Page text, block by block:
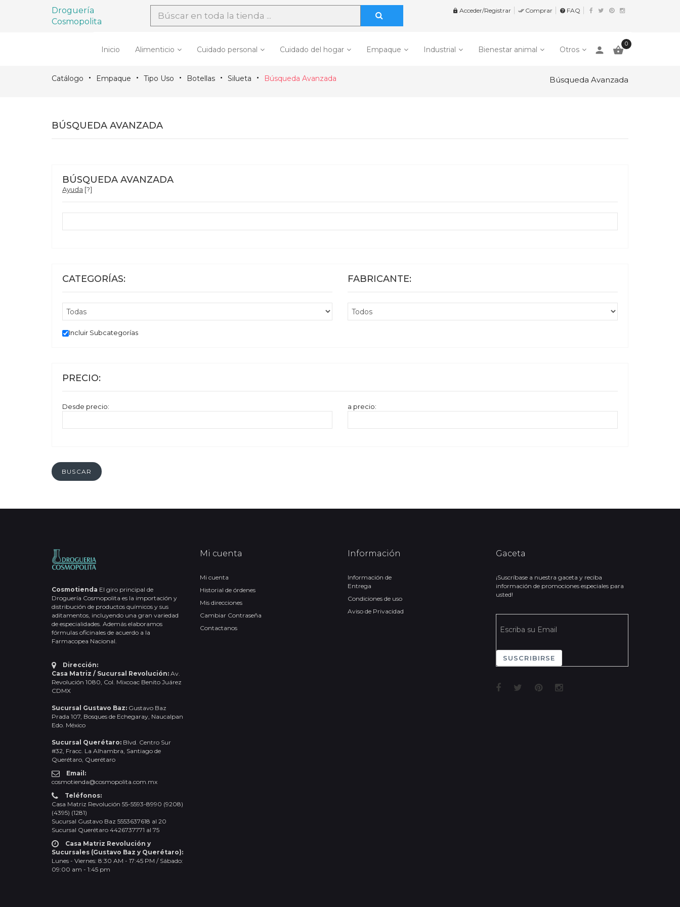
Droguería
Cosmopolita
 Acceder/Registrar  Comprar help FAQ
Inicio Alimenticio Cuidado personal Cuidado del hogar Empaque Industrial Bienestar animal Otros person 
0
Catálogo Empaque Tipo Uso Botellas Silueta Búsqueda Avanzada Búsqueda Avanzada
BÚSQUEDA AVANZADA
BÚSQUEDA AVANZADA
Ayuda [?]
CATEGORÍAS:
Incluir Subcategorías
FABRICANTE:
PRECIO:
Desde precio: a precio:
BUSCAR
Cosmotienda El giro principal de
Droguería Cosmopolita es la importación y
distribución de productos químicos y sus
aditamentos, incluyendo una gran variedad
de especialidades. Además elaboramos
fórmulas oficinales de acuerdo a la
Farmacopea Nacional.
Dirección:
Casa Matriz / Sucursal Revolución: Av.
Revolución 1080, Col. Mixcoac Benito Juárez
CDMX
Sucursal Gustavo Baz: Gustavo Baz
Prada 107, Bosques de Echegaray, Naucalpan
Edo. México
Sucursal Querétaro: Blvd. Centro Sur
#32, Fracc. La Alhambra, Santiago de
Querétaro, Querétaro
Email:
cosmotienda@cosmopolita.com.mx
Teléfonos:
Casa Matriz Revolución 55-5593-8990 (9208)
(4395) (1281)
Sucursal Gustavo Baz 5553637618 al 20
Sucursal Querétaro 4426737771 al 75
Casa Matriz Revolución y
Sucursales (Gustavo Baz y Querétaro):
Lunes - Viernes: 8:30 AM - 17:45 PM / Sábado:
09:00 am - 1:45 pm
Mi cuenta
Mi cuenta
Historial de órdenes
Mis direcciones
Cambiar Contraseña
Contactanos
Información
Información de
Entrega
Condiciones de uso
Aviso de Privacidad
Gaceta
¡Suscríbase a nuestra gaceta y reciba
información de promociones especiales para
usted!
SUSCRIBIRSE